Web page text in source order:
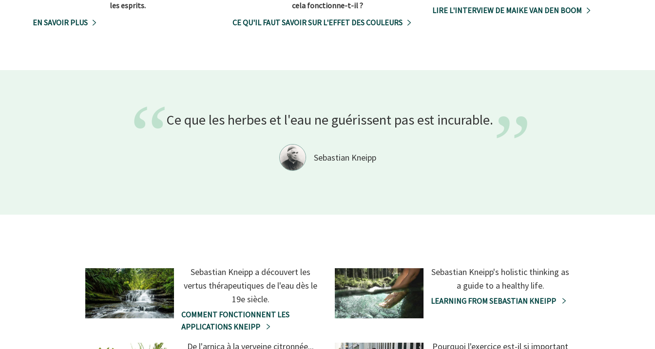
les esprits.
EN SAVOIR PLUS
cela fonctionne-t-il ?
CE QU'IL FAUT SAVOIR SUR L'EFFET DES COULEURS
LIRE L'INTERVIEW DE MAIKE VAN DEN BOOM
“Ce que les herbes et l'eau ne guérissent pas est incurable. ”
Sebastian Kneipp
Sebastian Kneipp a découvert les
vertus thérapeutiques de l'eau dès le
19e siècle.
COMMENT FONCTIONNENT LES
APPLICATIONS KNEIPP
Sebastian Kneipp's holistic thinking as
a guide to a healthy life.
LEARNING FROM SEBASTIAN KNEIPP
De l'arnica à la verveine citronnée...
Pourquoi l'exercice est-il si important